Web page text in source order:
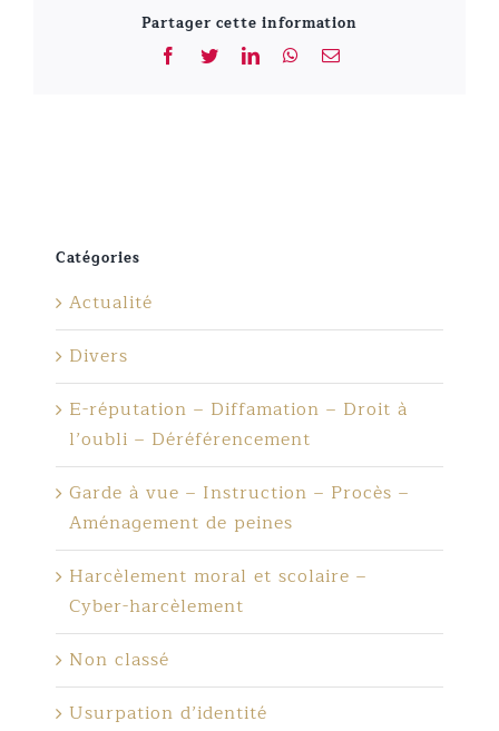
Partager cette information
Facebook
TwitterLinkedInWhatsApp
Email
Catégories
Actualité
Divers
E-réputation – Diffamation – Droit à
l’oubli – Déréférencement
Garde à vue – Instruction – Procès –
Aménagement de peines
Harcèlement moral et scolaire –
Cyber-harcèlement
Non classé
Usurpation d’identité